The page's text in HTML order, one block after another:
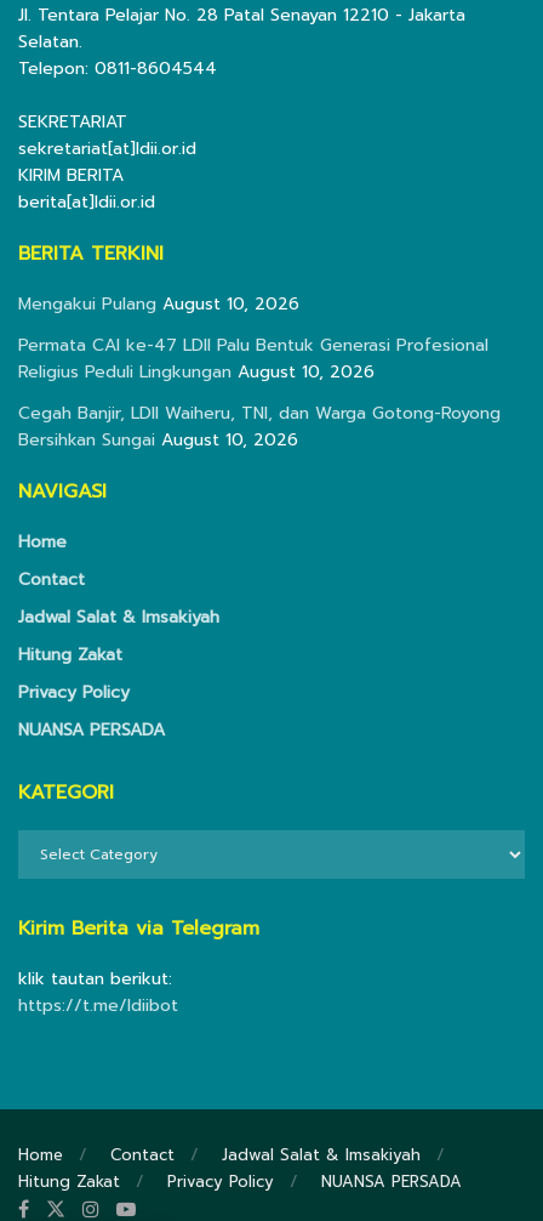
Jl. Tentara Pelajar No. 28 Patal Senayan 12210 - Jakarta
Selatan.
Telepon: 0811-8604544
SEKRETARIAT
sekretariat[at]ldii.or.id
KIRIM BERITA
berita[at]ldii.or.id
BERITA TERKINI
Mengakui Pulang August 10, 2026
Permata CAI ke-47 LDII Palu Bentuk Generasi Profesional
Religius Peduli Lingkungan August 10, 2026
Cegah Banjir, LDII Waiheru, TNI, dan Warga Gotong-Royong
Bersihkan Sungai August 10, 2026
NAVIGASI
Home
Contact
Jadwal Salat & Imsakiyah
Hitung Zakat
Privacy Policy
NUANSA PERSADA
KATEGORI
Kirim Berita via Telegram
klik tautan berikut:
https://t.me/ldiibot
Home Contact
Jadwal Salat & Imsakiyah
Hitung Zakat
Privacy Policy NUANSA PERSADA